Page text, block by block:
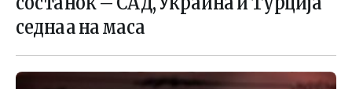
седнаа на маса